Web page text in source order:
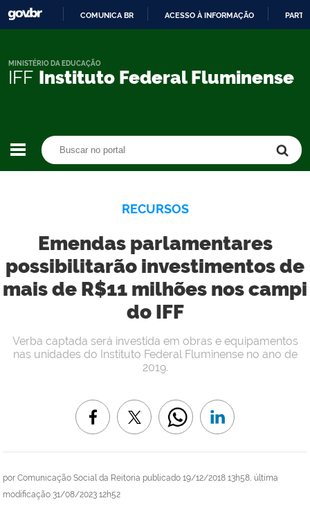
CONTEÚDO
COMUNICA BR ACESSO À INFORMAÇÃO
IFF Instituto Federal Fluminense
MINISTÉRIO DA EDUCAÇÃO
RECURSOS
Emendas parlamentares
possibilitarão investimentos de
mais de R$11 milhões nos campi
do IFF
por Comunicação Social da Reitoria publicado 19/12/2018 13h58, última
modificação 31/08/2023 12h52
Verba captada será investida em obras e equipamentos
nas unidades do Instituto Federal Fluminense no ano de
2019.